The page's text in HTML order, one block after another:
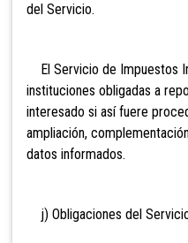
del Servicio.
El Servicio de Impuestos
instituciones obligadas a
interesado si así fuere
ampliación,
datos informados.
j) Obligaciones del